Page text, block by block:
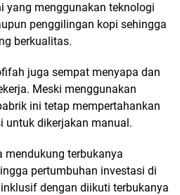
yang menggunakan teknologi
penggilingan kopi sehingga
berkualitas.
juga sempat menyapa dan
Meski menggunakan
ini tetap mempertahankan
untuk dikerjakan manual.
mendukung terbukanya
pertumbuhan investasi di
dengan diikuti terbukanya